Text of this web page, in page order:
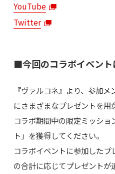
YouTube
Twitter
■今回のコラボイベント
『ヴァルコネ』より、参加
にさまざまなプレゼントを用
コラボ期間中の限定ミッシ
ト」を獲得してください。
コラボイベントに参加したプ
の合計に応じてプレゼントが